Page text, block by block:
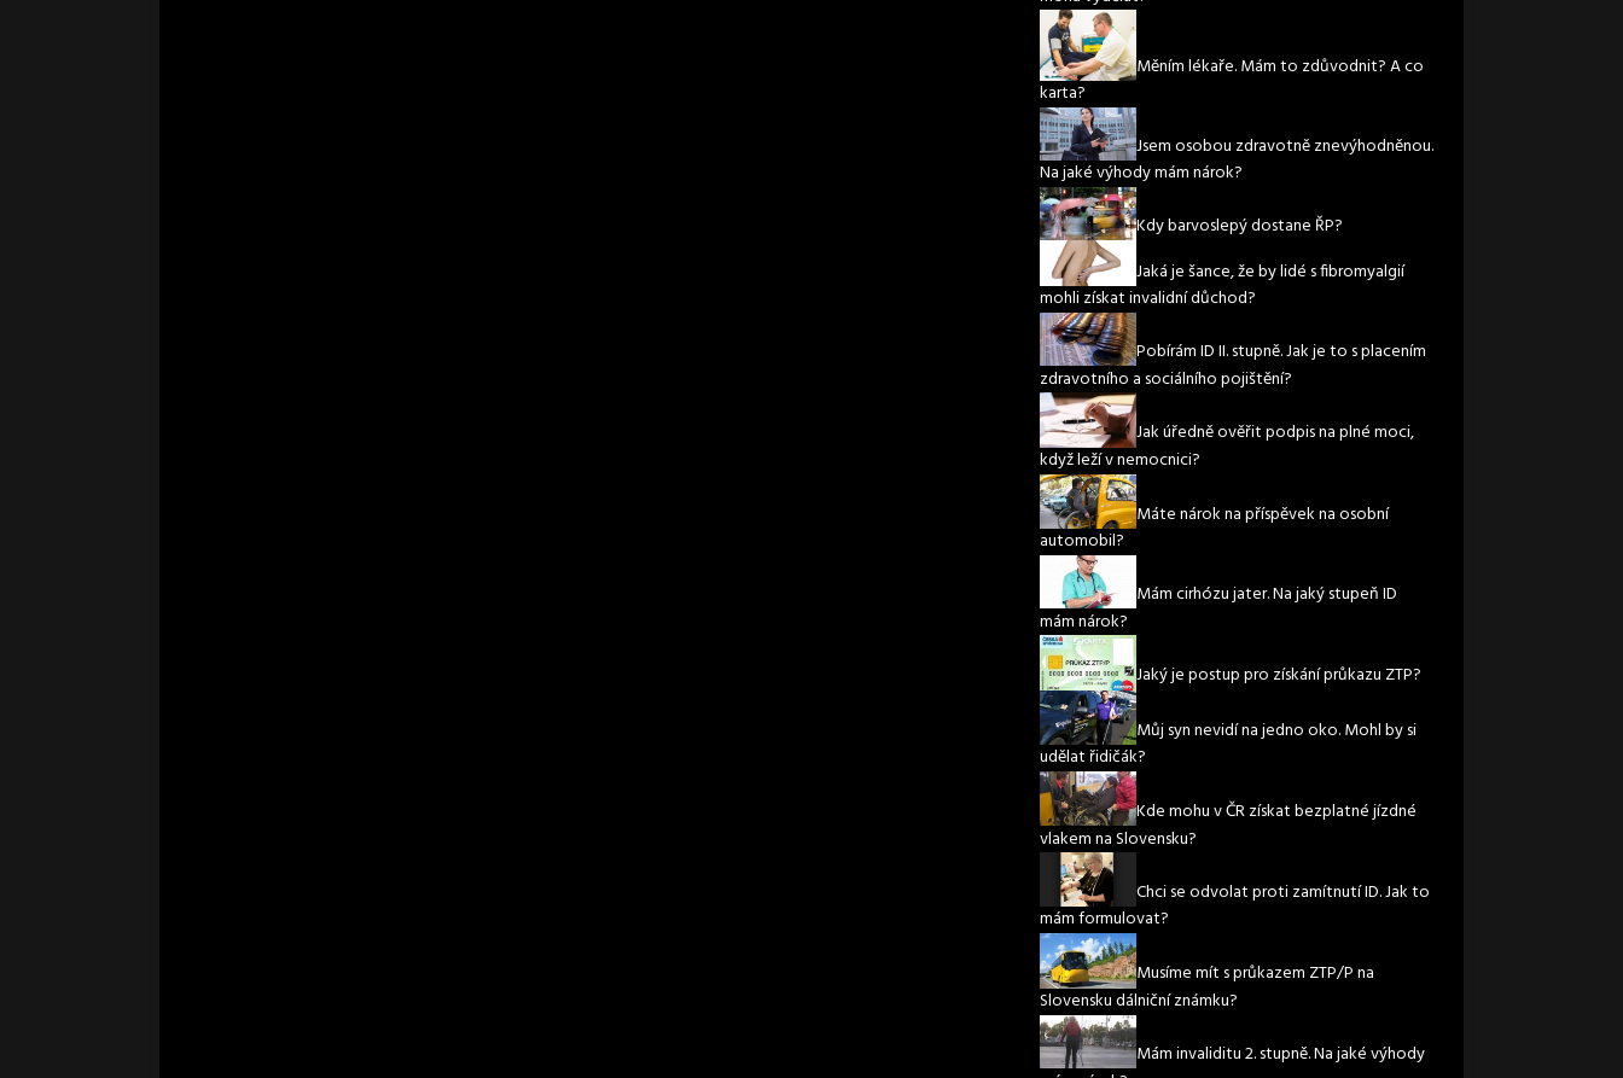
Měním lékaře. Mám to zdůvodnit? A co
karta?
Jsem osobou zdravotně znevýhodněnou.
Na jaké výhody mám nárok?
Kdy barvoslepý dostane ŘP?
Jaká je šance, že by lidé s fibromyalgií
mohli získat invalidní důchod?
Pobírám ID II. stupně. Jak je to s placením
zdravotního a sociálního pojištění?
Jak úředně ověřit podpis na plné moci,
když leží v nemocnici?
Máte nárok na příspěvek na osobní
automobil?
Mám cirhózu jater. Na jaký stupeň ID
mám nárok?
Jaký je postup pro získání průkazu ZTP?
Můj syn nevidí na jedno oko. Mohl by si
udělat řidičák?
Kde mohu v ČR získat bezplatné jízdné
vlakem na Slovensku?
Chci se odvolat proti zamítnutí ID. Jak to
mám formulovat?
Musíme mít s průkazem ZTP/P na
Slovensku dálniční známku?
Mám invaliditu 2. stupně. Na jaké výhody